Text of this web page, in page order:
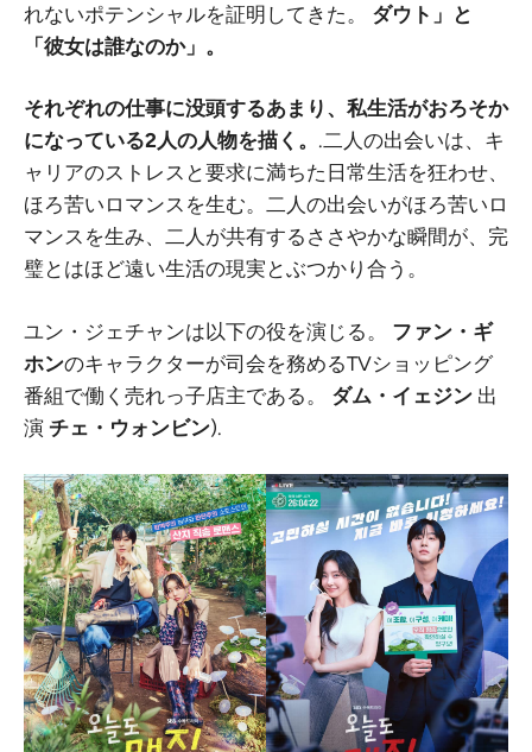
れないポテンシャルを証明してきた。 ダウト」と
「彼女は誰なのか」。
それぞれの仕事に没頭するあまり、私生活がおろそか
になっている2人の人物を描く。 .二人の出会いは、キ
ャリアのストレスと要求に満ちた日常生活を狂わせ、
ほろ苦いロマンスを生む。二人の出会いがほろ苦いロ
マンスを生み、二人が共有するささやかな瞬間が、完
璧とはほど遠い生活の現実とぶつかり合う。
ユン・ジェチャンは以下の役を演じる。 ファン・ギ
ホンのキャラクターが司会を務めるTVショッピング
番組で働く売れっ子店主である。 ダム・イェジン 出
演 チェ・ウォンビン).